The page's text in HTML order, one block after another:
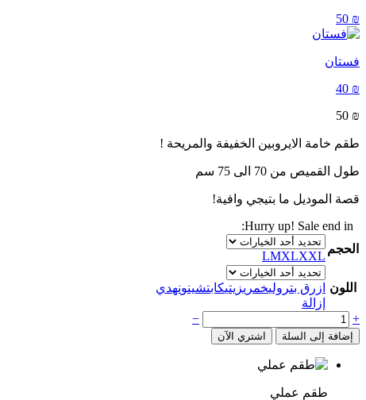
50 ₪
فستان
40 ₪
50 ₪
طقم خامة الايروبين الخفيفة والمريحة !
طول القميص من 70 الى 75 سم
قصة الموديل ما بتيجي وافية!
الحجم
LMXLXXL
اللون ازرق بتروليخمريزيتيكابتشينونهدي
إزالة
+
−
إضافة إلى السلة اشتري الآن
طقم عملي